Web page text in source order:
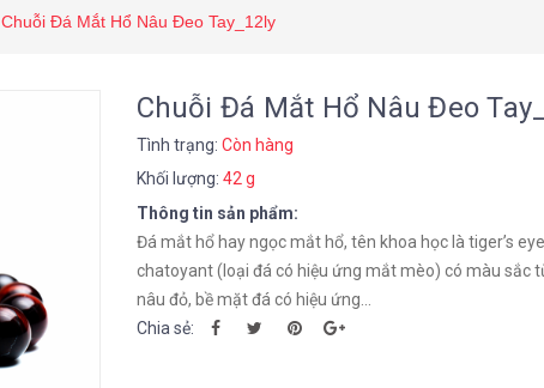
Chuỗi Đá Mắt Hổ Nâu Đeo Tay_12ly
Chuỗi Đá Mắt Hổ Nâu Đeo
Tình trạng: Còn hàng
Khối lượng: 42 g
Thông tin sản phẩm:
Đá mắt hổ hay ngọc mắt hổ, tên khoa học là tiger’s
chatoyant (loại đá có hiệu ứng mắt mèo) có màu sắc
nâu đỏ, bề mặt đá có hiệu ứng...
Chia sẻ: